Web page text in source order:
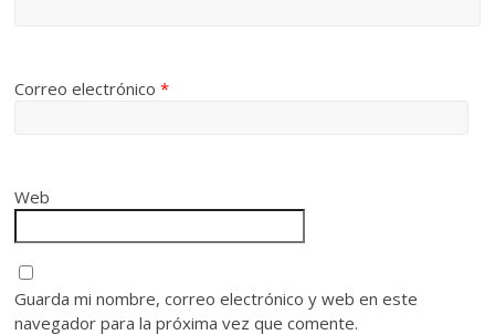
Correo electrónico*
Web
Guarda mi nombre, correo electrónico y web en este
navegador para la próxima vez que comente.